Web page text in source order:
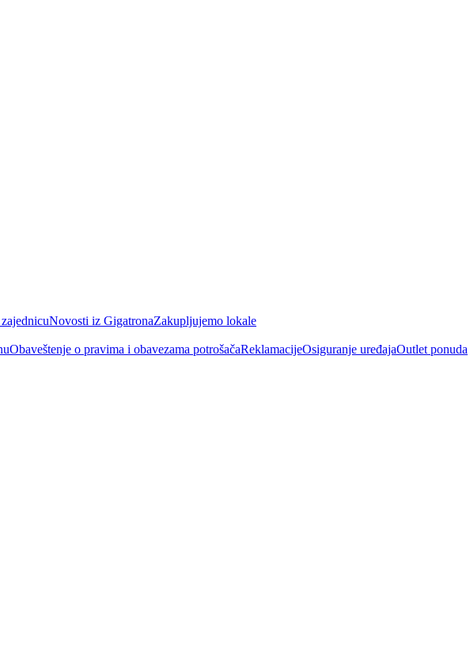
Novosti iz GigatronaZakupljujemo lokale
Obaveštenje o pravima i obavezama potrošačaReklamacijeOsiguranje uređajaOutlet ponuda